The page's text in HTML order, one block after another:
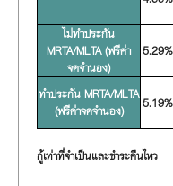
ไม่ทำประกัน
MRTA/MLTA (ฟรีค่า
จดจำนอง)
5.29%
ทำประกัน MRTA/MLTA
(ฟรีค่าจดจำนอง)
5.19%
กู้เท่าที่จำเป็นและชำระคืนไหว